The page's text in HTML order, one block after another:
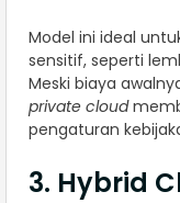
Model ini ideal
sensitif, seperti
Meski biaya
private cloud
pengaturan
3. Hybrid